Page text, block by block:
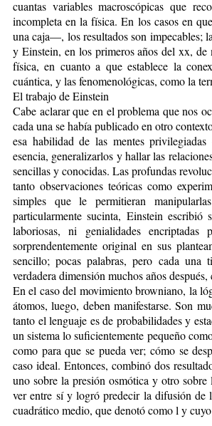
cuantas variables macroscópicas que
incompleta en la física. En los casos en
una caja—, los resultados son impecables;
y Einstein, en los primeros años del xx, de
física, en cuanto a que establece la
cuántica, y las fenomenológicas, como la
El trabajo de Einstein
Cabe aclarar que en el problema que nos
cada una se había publicado en otro
esa habilidad de las mentes
esencia, generalizarlos y hallar las
sencillas y conocidas. Las profundas
tanto observaciones teóricas como
simples que le permitieran
particularmente sucinta, Einstein escribió
laboriosas, ni genialidades
sorprendentemente original en sus
sencillo; pocas palabras, pero cada una
verdadera dimensión muchos años
En el caso del movimiento browniano, la
átomos, luego, deben manifestarse. Son
tanto el lenguaje es de probabilidades y
un sistema lo suficientemente pequeño
como para que se pueda ver; cómo se
caso ideal. Entonces, combinó dos
uno sobre la presión osmótica y otro
ver entre sí y logró predecir la difusión de
cuadrático medio, que denotó como l y